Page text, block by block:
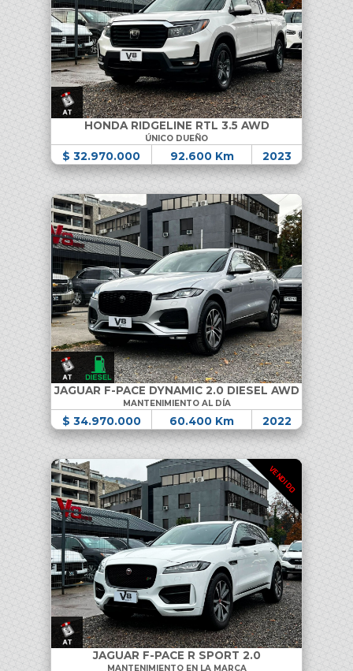
HONDA RIDGELINE RTL 3.5 AWD
ÚNICO DUEÑO
$ 32.970.000 92.600 Km 2023
JAGUAR F-PACE DYNAMIC 2.0 DIESEL AWD
MANTENIMIENTO AL DÍA
$ 34.970.000 60.400 Km 2022
VENDIDO
JAGUAR F-PACE R SPORT 2.0
MANTENIMIENTO EN LA MARCA